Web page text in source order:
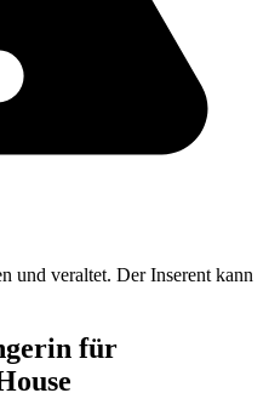
und veraltet. Der Inserent kann
für